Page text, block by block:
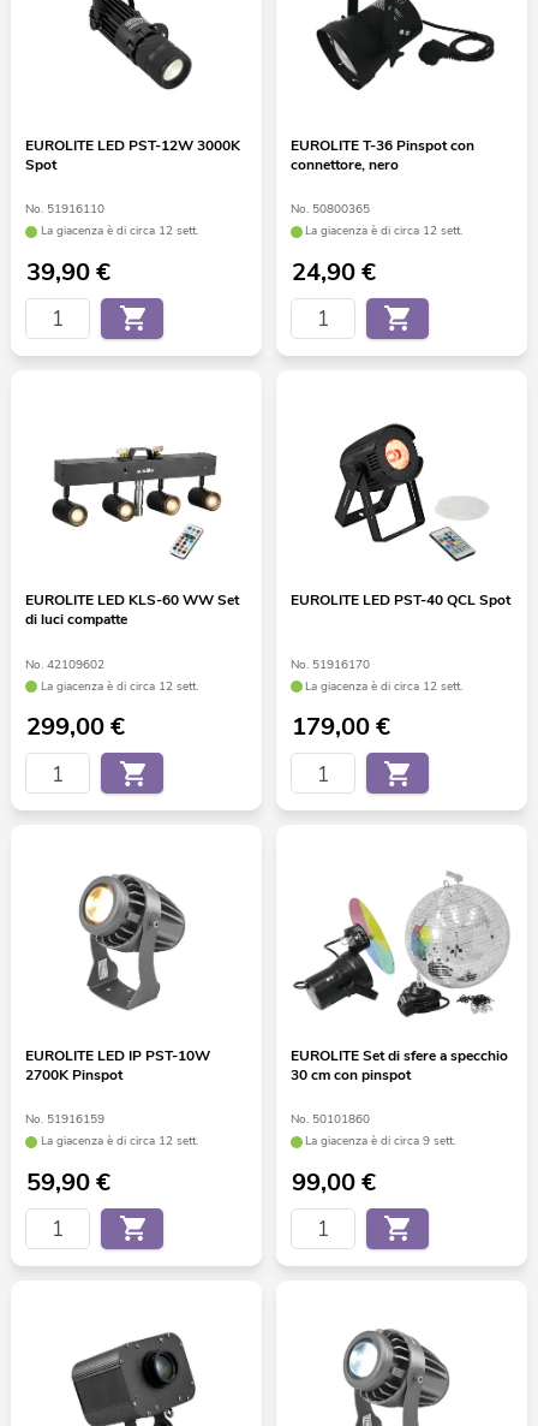
EUROLITE LED PST-12W 3000K
Spot
No. 51916110
La giacenza è di circa 12 sett.
39,90€
EUROLITE T-36 Pinspot con
connettore, nero
No. 50800365
La giacenza è di circa 12 sett.
24,90€
EUROLITE LED KLS-60 WW Set
di luci compatte
No. 42109602
La giacenza è di circa 12 sett.
299,00€
EUROLITE LED PST-40 QCL Spot
No. 51916170
La giacenza è di circa 12 sett.
179,00€
EUROLITE LED IP PST-10W
2700K Pinspot
No. 51916159
La giacenza è di circa 12 sett.
59,90€
EUROLITE Set di sfere a specchio
30 cm con pinspot
No. 50101860
La giacenza è di circa 9 sett.
99,00€